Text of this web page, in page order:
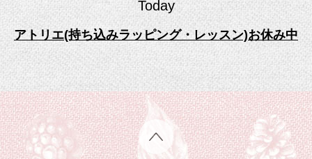
Today
アトリエ(持ち込みラッピング・レッスン)お休み中